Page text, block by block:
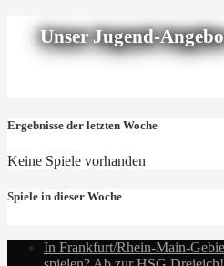
Unser Jugend-
Ergebnisse der letzten Woche
Keine Spiele vorhanden
Spiele in dieser Woche
In Frankfurt/Rhein-Main-